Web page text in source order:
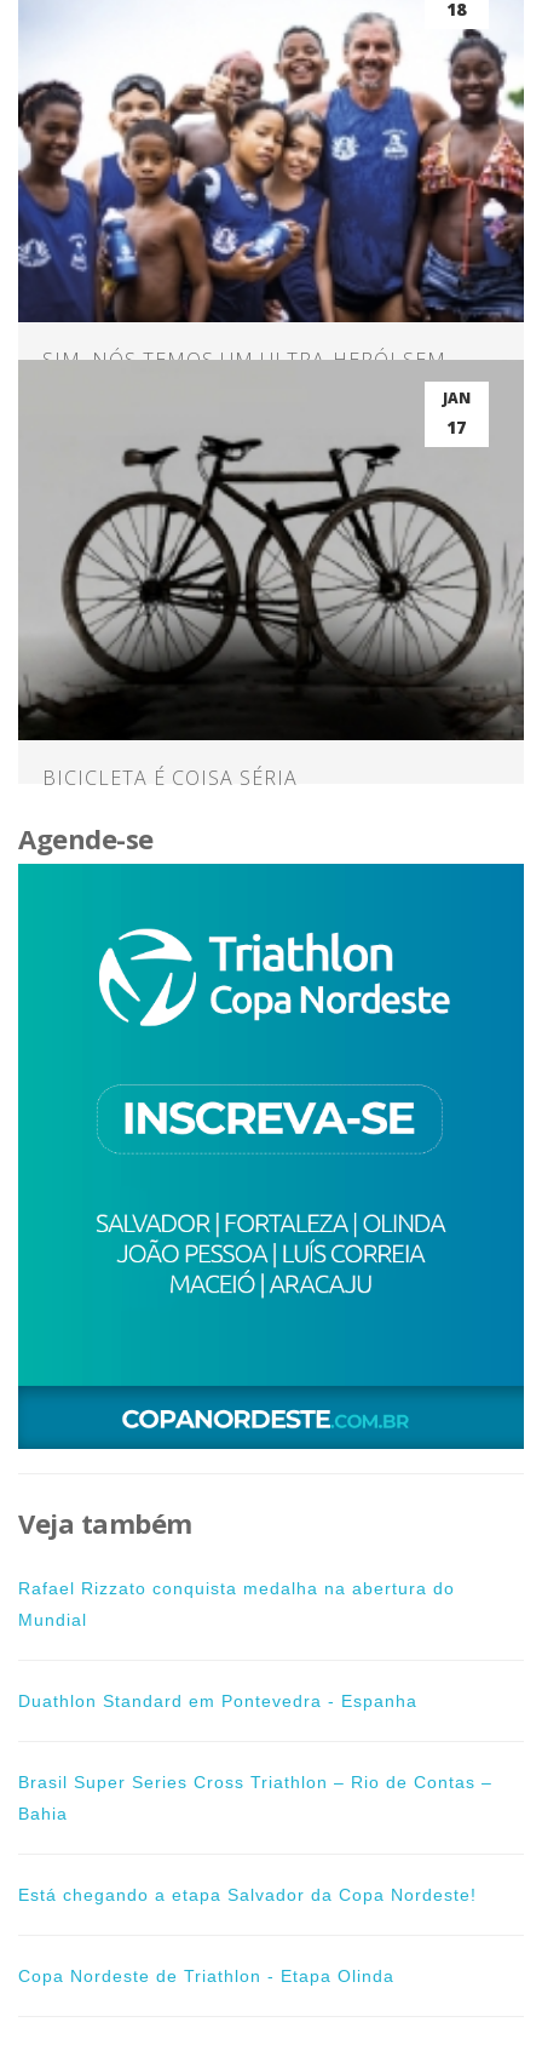
18
SIM, NÓS TEMOS UM ULTRA-HERÓI SEM
JAN
17
BICICLETA É COISA SÉRIA
Agende-se
Veja também
Rafael Rizzato conquista medalha na abertura do
Mundial
Duathlon Standard em Pontevedra - Espanha
Brasil Super Series Cross Triathlon – Rio de Contas –
Bahia
Está chegando a etapa Salvador da Copa Nordeste!
Copa Nordeste de Triathlon - Etapa Olinda